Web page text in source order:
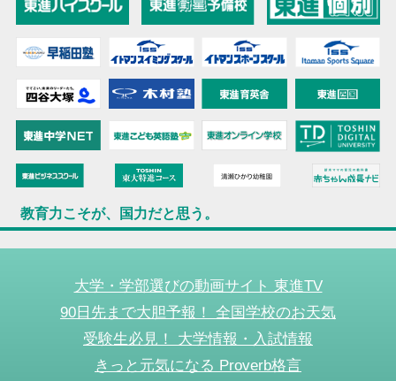
教育力こそが、国力だと思う。
大学・学部選びの動画サイト 東進TV
90日先まで大胆予報！ 全国学校のお天気
受験生必見！ 大学情報・入試情報
きっと元気になる Proverb格言